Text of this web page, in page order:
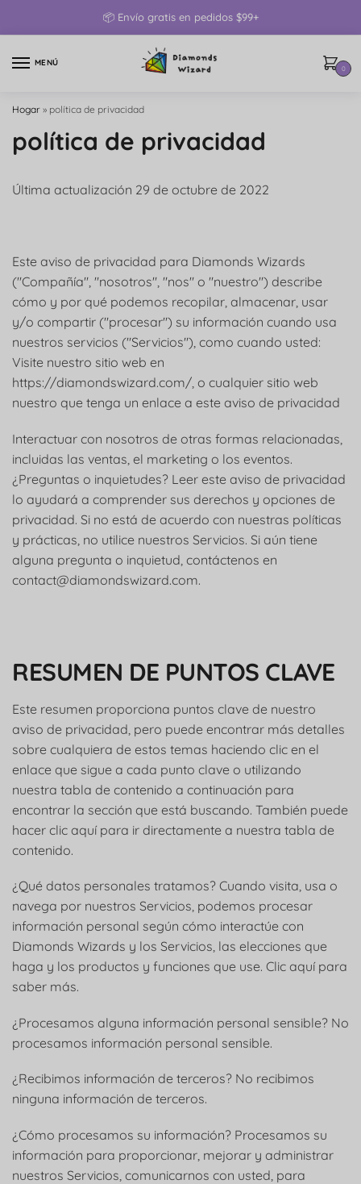
📦 Envío gratis en pedidos $99+
MENÚ
0
Hogar » política de privacidad
política de privacidad
Última actualización 29 de octubre de 2022
Este aviso de privacidad para Diamonds Wizards
("Compañía", "nosotros", "nos" o "nuestro") describe
cómo y por qué podemos recopilar, almacenar, usar
y/o compartir ("procesar") su información cuando usa
nuestros servicios ("Servicios"), como cuando usted:
Visite nuestro sitio web en
https://diamondswizard.com/, o cualquier sitio web
nuestro que tenga un enlace a este aviso de privacidad
Interactuar con nosotros de otras formas relacionadas,
incluidas las ventas, el marketing o los eventos.
¿Preguntas o inquietudes? Leer este aviso de privacidad
lo ayudará a comprender sus derechos y opciones de
privacidad. Si no está de acuerdo con nuestras políticas
y prácticas, no utilice nuestros Servicios. Si aún tiene
alguna pregunta o inquietud, contáctenos en
contact@diamondswizard.com.
RESUMEN DE PUNTOS CLAVE
Este resumen proporciona puntos clave de nuestro
aviso de privacidad, pero puede encontrar más detalles
sobre cualquiera de estos temas haciendo clic en el
enlace que sigue a cada punto clave o utilizando
nuestra tabla de contenido a continuación para
encontrar la sección que está buscando. También puede
hacer clic aquí para ir directamente a nuestra tabla de
contenido.
¿Qué datos personales tratamos? Cuando visita, usa o
navega por nuestros Servicios, podemos procesar
información personal según cómo interactúe con
Diamonds Wizards y los Servicios, las elecciones que
haga y los productos y funciones que use. Clic aquí para
saber más.
¿Procesamos alguna información personal sensible? No
procesamos información personal sensible.
¿Recibimos información de terceros? No recibimos
ninguna información de terceros.
¿Cómo procesamos su información? Procesamos su
información para proporcionar, mejorar y administrar
nuestros Servicios, comunicarnos con usted, para